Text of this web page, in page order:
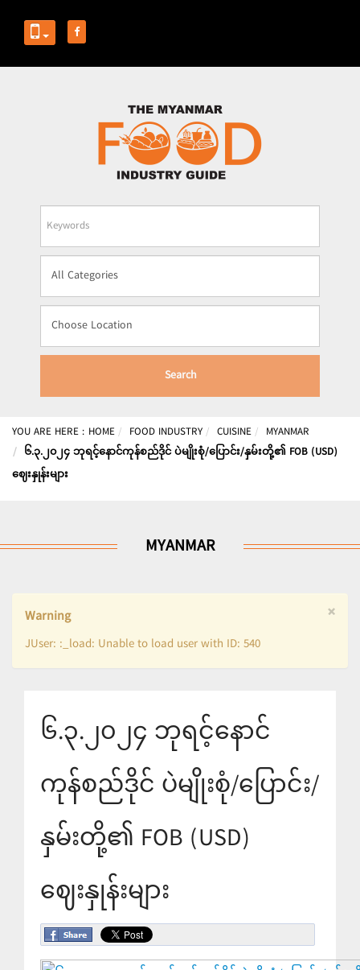
Business
Name
Search
YOU ARE HERE : HOME FOOD INDUSTRY CUISINE
MYANMAR
၆.၃.၂၀၂၄ ဘုရင့်နောင်ကုန်စည်ဒိုင် ပဲမျိုးစုံ/ပြောင်း/နှမ်းတို့၏ FOB (USD)
ဈေးနှုန်းများ
MYANMAR
×
Warning
JUser: :_load: Unable to load user with ID: 540
၆.၃.၂၀၂၄ ဘုရင့်နောင်
ကုန်စည်ဒိုင် ပဲမျိုးစုံ/ပြောင်း/
နှမ်းတို့၏ FOB (USD)
ဈေးနှုန်းများ